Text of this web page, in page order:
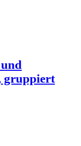
gruppiert